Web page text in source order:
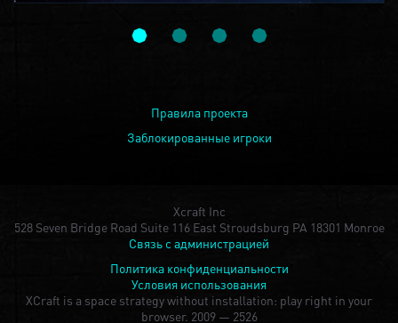
Правила проекта
Заблокированные игроки
Xcraft Inc
528 Seven Bridge Road Suite 116 East Stroudsburg PA 18301 Monroe
Связь с администрацией
Политика конфиденциальности
Условия использования
XCraft is a space strategy without installation: play right in your
browser. 2009 — 2526